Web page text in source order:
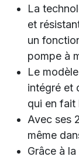
La
et
un
pompe à
Le
intégré et
qui en fait
Avec ses
même
Grâce à